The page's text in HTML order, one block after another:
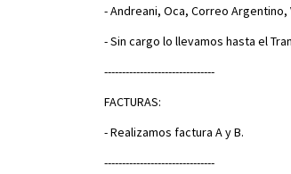
- Andreani, Oca, Correo Argentino,
- Sin cargo lo llevamos hasta el
-------------------------------
FACTURAS:
- Realizamos factura A y B.
-------------------------------